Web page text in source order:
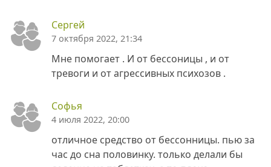
Сергей
7 октября 2022, 21:34
Мне помогает . И от бессоницы , и от
тревоги и от агрессивных психозов .
Софья
4 июля 2022, 20:00
отличное средство от бессонницы. пью за
час до сна половинку. только делали бы